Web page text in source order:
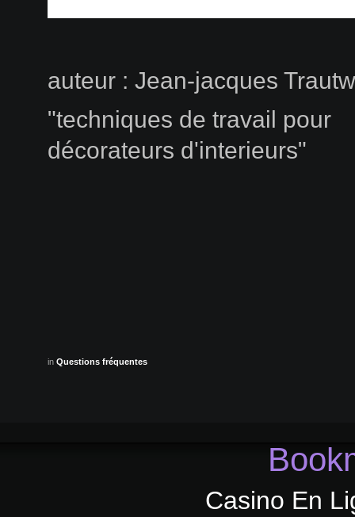
auteur : Jean-jacques
"techniques de travail pour
décorateurs d'interieurs"
in Questions fréquentes
Casino En